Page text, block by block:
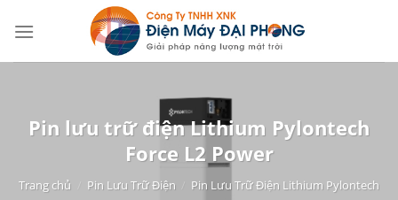
Pin lưu trữ điện Lithium Pylontech
Force L2 Power
Trang chủ Pin Lưu Trữ Điện Pin Lưu Trữ Điện Lithium Pylontech